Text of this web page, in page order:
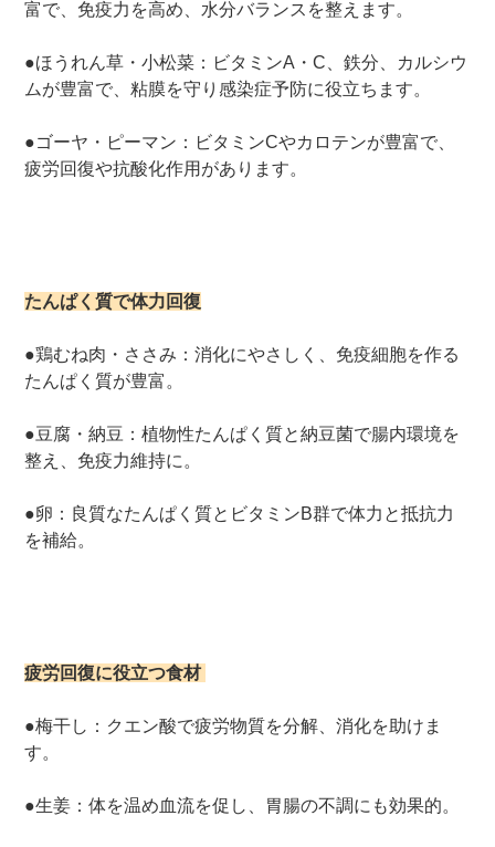
富で、免疫力を高め、水分バランスを整えます。
●ほうれん草・小松菜：ビタミンA・C、鉄分、カルシウ
ムが豊富で、粘膜を守り感染症予防に役立ちます。
●ゴーヤ・ピーマン：ビタミンCやカロテンが豊富で、
疲労回復や抗酸化作用があります。
たんぱく質で体力回復
●鶏むね肉・ささみ：消化にやさしく、免疫細胞を作る
たんぱく質が豊富。
●豆腐・納豆：植物性たんぱく質と納豆菌で腸内環境を
整え、免疫力維持に。
●卵：良質なたんぱく質とビタミンB群で体力と抵抗力
を補給。
疲労回復に役立つ食材
●梅干し：クエン酸で疲労物質を分解、消化を助けま
す。
●生姜：体を温め血流を促し、胃腸の不調にも効果的。